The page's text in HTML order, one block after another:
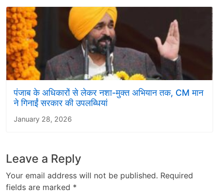
पंजाब के अधिकारों से लेकर नशा-मुक्त अभियान तक, CM मान
ने गिनाईं सरकार की उपलब्धियां
January 28, 2026
Leave a Reply
Your email address will not be published. Required
fields are marked *